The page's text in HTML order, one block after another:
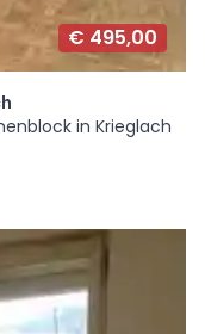
€ 495,00
in Krieglach